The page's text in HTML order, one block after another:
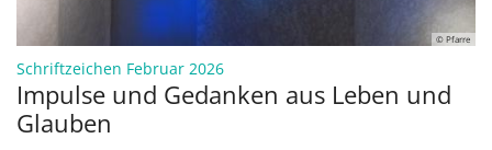
© Pfarre
Schriftzeichen Februar 2026:
Impulse und Gedanken aus Leben und
Glauben